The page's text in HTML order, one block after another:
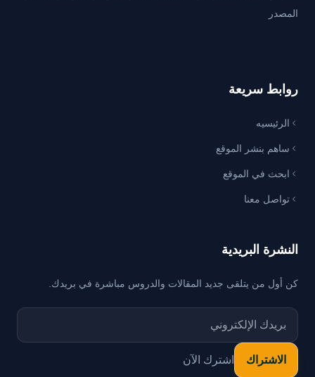
المصدر
روابط سريعة
الرئيسيه
ساهم بنشر الموقع
ابحث في الموقع
تواصل معنا
النشرة البريدية
كن أول من يتلقى جديد المقالات والدروس مباشرة في بريدك.
اشترك الآن